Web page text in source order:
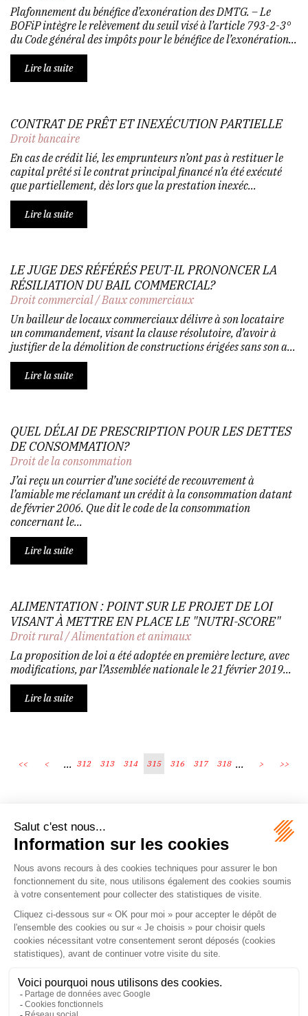
Plafonnement du bénéfice d’exonération des DMTG. – Le
BOFiP intègre le relèvement du seuil visé à l’article 793-2-3°
du Code général des impôts pour le bénéfice de l’exonération...
Lire la suite
CONTRAT DE PRÊT ET INEXÉCUTION PARTIELLE
Droit bancaire
En cas de crédit lié, les emprunteurs n’ont pas à restituer le
capital prêté si le contrat principal financé n’a été exécuté
que partiellement, dès lors que la prestation inexéc...
Lire la suite
LE JUGE DES RÉFÉRÉS PEUT-IL PRONONCER LA
RÉSILIATION DU BAIL COMMERCIAL?
Droit commercial/Baux commerciaux
Un bailleur de locaux commerciaux délivre à son locataire
un commandement, visant la clause résolutoire, d’avoir à
justifier de la démolition de constructions érigées sans son a...
Lire la suite
QUEL DÉLAI DE PRESCRIPTION POUR LES DETTES
DE CONSOMMATION?
Droit de la consommation
J’ai reçu un courrier d’une société de recouvrement à
l’amiable me réclamant un crédit à la consommation datant
de février 2006. Que dit le code de la consommation
concernant le...
Lire la suite
ALIMENTATION : POINT SUR LE PROJET DE LOI
VISANT À METTRE EN PLACE LE "NUTRI-SCORE"
Droit rural/Alimentation et animaux
La proposition de loi a été adoptée en première lecture, avec
modifications, par l’Assemblée nationale le 21 février 2019...
Lire la suite
<< < ... 312 313 314 315 316 317 318 ... > >>
Écosystème
Carrières
Honoraires
Contacts
Mentions légales
Plan du site
Espace client